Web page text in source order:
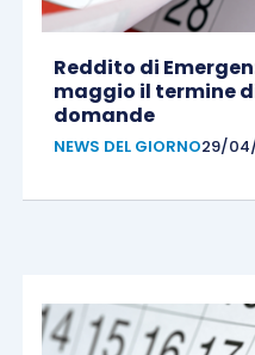
Reddito di
maggio il termine
domande
NEWS DEL GIORNO29/